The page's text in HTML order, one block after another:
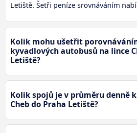
Letiště. Šetři peníze srovnáváním
Kolik mohu ušetřit
kyvadlových autobusů na lince
Letiště?
Kolik spojů je v průměru denně
Cheb do Praha Letiště?